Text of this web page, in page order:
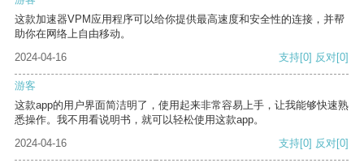
这款加速器VPM应用程序可以给你提供最高速度和安全性的连接，并帮
助你在网络上自由移动。
2024-04-16
支持[0] 反对[0]
游客
这款app的用户界面简洁明了，使用起来非常容易上手，让我能够快速熟
悉操作。我不用看说明书，就可以轻松使用这款app。
2024-04-16
支持[0] 反对[0]